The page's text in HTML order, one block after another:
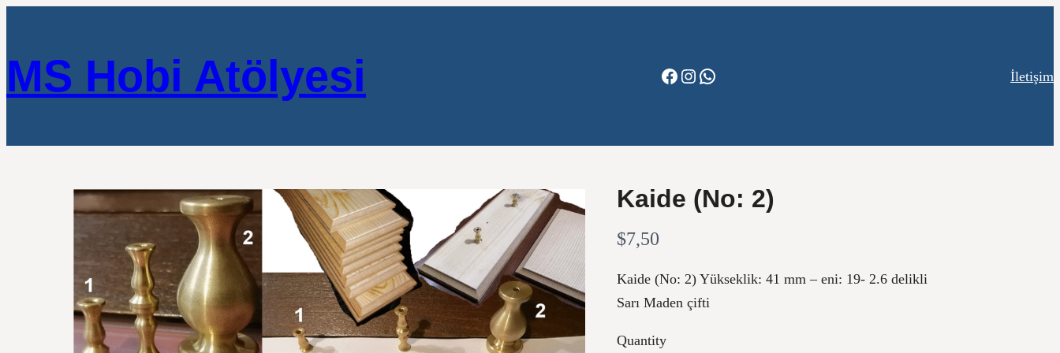
MS Hobi Atölyesi Facebook
Instagram
WhatsApp İletişim
Kaide (No: 2)
N
w
$7,50
Kaide (No: 2) Yükseklik: 41 mm – eni: 19- 2.6 delikli
Sarı Maden çifti
Quantity